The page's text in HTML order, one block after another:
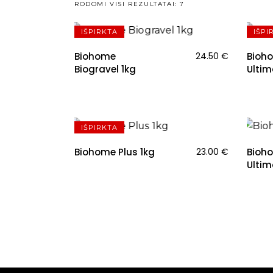
RODOMI VISI REZULTATAI: 7
IŠPIRKTA
Biohome
Biogravel 1kg
24.50 €
IŠPIRKTA
Biohome Plus 1kg 23.00 €